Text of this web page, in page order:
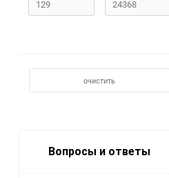
очистить
Вопросы и ответы